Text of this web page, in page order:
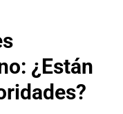
¿Están